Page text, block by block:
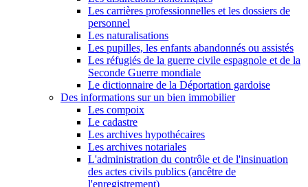
Les carrières professionnelles et les dossiers de
personnel
Les naturalisations
Les pupilles, les enfants abandonnés ou assistés
Les réfugiés de la guerre civile espagnole et de la
Seconde Guerre mondiale
Le dictionnaire de la Déportation gardoise
Des informations sur un bien immobilier
Les compoix
Le cadastre
Les archives hypothécaires
Les archives notariales
L'administration du contrôle et de l'insinuation
des actes civils publics (ancêtre de
l'enregistrement)